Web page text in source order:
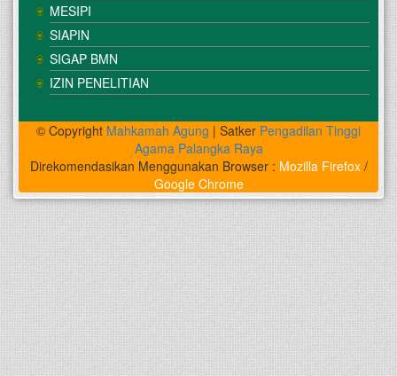
MESIPI
SIAPIN
SIGAP BMN
IZIN PENELITIAN
© Copyright Mahkamah Agung | Satker Pengadilan Tinggi
Agama Palangka Raya
Direkomendasikan Menggunakan Browser : Mozilla Firefox/
Google Chrome